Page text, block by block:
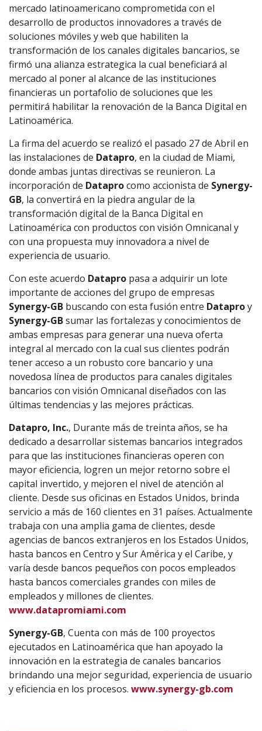
mercado latinoamericano comprometida con el
desarrollo de productos innovadores a través de
soluciones móviles y web que habiliten la
transformación de los canales digitales bancarios, se
firmó una alianza estrategica la cual beneficiará al
mercado al poner al alcance de las instituciones
financieras un portafolio de soluciones que les
permitirá habilitar la renovación de la Banca Digital en
Latinoamérica.
La firma del acuerdo se realizó el pasado 27 de Abril en
las instalaciones de Datapro, en la ciudad de Miami,
donde ambas juntas directivas se reunieron. La
incorporación de Dataprocomo accionista de Synergy-
GB, la convertirá en la piedra angular de la
transformación digital de la Banca Digital en
Latinoamérica con productos con visión Omnicanal y
con una propuesta muy innovadora a nivel de
experiencia de usuario.
Con este acuerdo Datapro pasa a adquirir un lote
importante de acciones del grupo de empresas
Synergy-GB buscando con esta fusión entre Dataproy
Synergy-GBsumar las fortalezas y conocimientos de
ambas empresas para generar una nueva oferta
integral al mercado con la cual sus clientes podrán
tener acceso a un robusto core bancario y una
novedosa línea de productos para canales digitales
bancarios con visión Omnicanal diseñados con las
últimas tendencias y las mejores prácticas.
Datapro, Inc., Durante más de treinta años, se ha
dedicado a desarrollar sistemas bancarios integrados
para que las instituciones financieras operen con
mayor eficiencia, logren un mejor retorno sobre el
capital invertido, y mejoren el nivel de atención al
cliente. Desde sus oficinas en Estados Unidos, brinda
servicio a más de 160 clientes en 31 países. Actualmente
trabaja con una amplia gama de clientes, desde
agencias de bancos extranjeros en los Estados Unidos,
hasta bancos en Centro y Sur América y el Caribe, y
varía desde bancos pequeños con pocos empleados
hasta bancos comerciales grandes con miles de
empleados y millones de clientes.
www.datapromiami.com
Synergy-GB, Cuenta con más de 100 proyectos
ejecutados en Latinoamérica que han apoyado la
innovación en la estrategia de canales bancarios
brindando una mejor seguridad, experiencia de usuario
y eficiencia en los procesos. www.synergy-gb.com